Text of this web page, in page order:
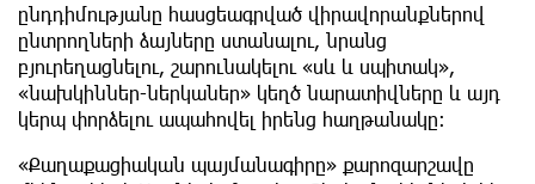
ընդդիմությանը հասցեագրված վիրավորանքներով
ընտրողների ձայները ստանալու, նրանց
բյուրեղացնելու, շարունակելու «սև և սպիտակ»,
«նախկիններ-ներկաներ» կեղծ նարատիվները և այդ
կերպ փորձելու ապահովել իրենց հաղթանակը։
«Քաղաքացիական պայմանագիրը» քարոզարշավը